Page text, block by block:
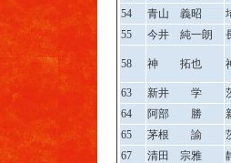
54
青山 義昭
55
今井 純一朗
58 神 拓也
63 新井 学
64
阿部 勝
65
茅根 諭
67
清田 宗雅